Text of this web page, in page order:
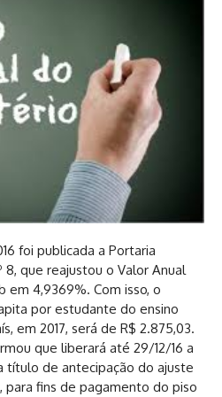
foi publicada a Portaria
8, que reajustou o Valor Anual
em 4,9369%. Com isso, o
por estudante do ensino
em 2017, será de R$ 2.875,03.
que liberará até 29/12/16 a
título de antecipação do ajuste
para fins de pagamento do piso